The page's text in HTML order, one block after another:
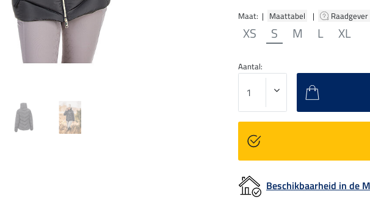
Maat: | Maattabel | Raadgever
XS S M L XL
Aantal:
Beschikbaarheid in de